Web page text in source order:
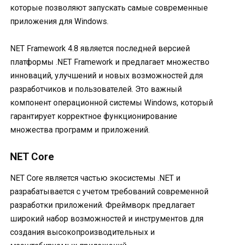
которые позволяют запускать самые современные
приложения для Windows.
NET Framework 4.8 является последней версией
платформы .NET Framework и предлагает множество
инноваций, улучшений и новых возможностей для
разработчиков и пользователей. Это важный
компонент операционной системы Windows, который
гарантирует корректное функционирование
множества программ и приложений.
NET Core
NET Core является частью экосистемы .NET и
разрабатывается с учетом требований современной
разработки приложений. Фреймворк предлагает
широкий набор возможностей и инструментов для
создания высокопроизводительных и